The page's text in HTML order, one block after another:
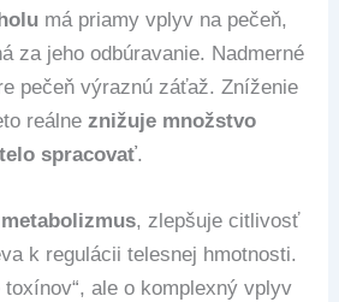
má priamy vplyv na pečeň,
za jeho odbúravanie. Nadmerné
pečeň výraznú záťaž. Zníženie
reálneznižuje množstvo
spracovať.
, zlepšuje citlivosť
k regulácii telesnej hmotnosti.
toxínov“, ale o komplexný vplyv